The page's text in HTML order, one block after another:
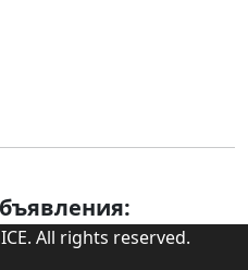
All rights reserved.